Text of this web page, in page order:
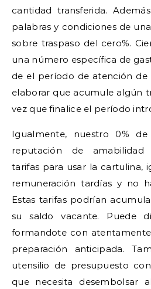
cantidad transferida.
palabras y condiciones de
sobre traspaso del cero%.
una número específica de
de el período de atención de
elaborar que acumule algún
vez que finalice el período
Igualmente, nuestro 0%
reputación de amabilidad
tarifas para usar la cartulina,
remuneración tardías y no
Estas tarifas podrían
su saldo vacante. Puede
formandote con
preparación anticipada.
utensilio de presupuesto
que necesita